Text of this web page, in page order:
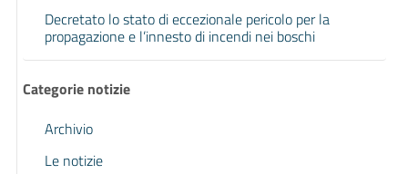
Decretato lo stato di eccezionale pericolo per la
propagazione e l’innesto di incendi nei boschi
Categorie notizie
Archivio
Le notizie